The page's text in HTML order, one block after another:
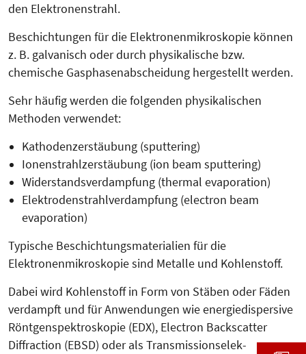
den Elektronenstrahl.
Beschichtungen für die Elektronenmi­kroskopie können
z. B. galvanisch oder durch physi­kalische bzw.
chemische Gasphasenabscheidung hergestellt werden.
Sehr häufig werden die folgenden physikalischen
Methoden verwendet:
Kathodenzerstäubung (sputtering)
Ionenstrahlzerstäubung (ion beam sputtering)
Widerstandsverdampfung (thermal evaporation)
Elektrodenstrahlverdampfung (electron beam
evaporation)
Typische Beschichtungsmaterialien für die
Elektronenmikroskopie sind Metalle und Kohlenstoff.
Dabei wird Kohlenstoff in Form von Stäben oder Fäden
verdampft und für Anwendungen wie energiedispersive
Röntgenspektroskopie (EDX), Electron Backscatter
Diffraction (EBSD) oder als Transmissionselek­